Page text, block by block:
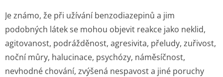
Je známo, že při užívání benzodiazepinů a jim
podobných látek se mohou objevit reakce jako neklid,
agitovanost, podrážděnost, agresivita, přeludy, zuřivost,
noční můry, halucinace, psychózy, náměsíčnost,
nevhodné chování, zvýšená nespavost a jiné poruchy